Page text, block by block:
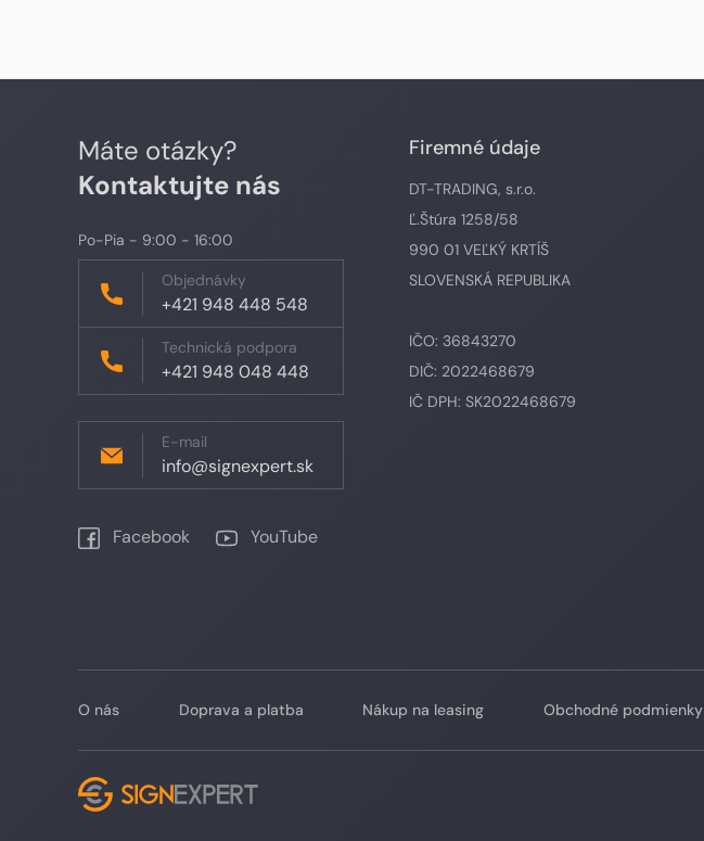
Máte otázky?
Kontaktujte nás
Po-Pia - 9:00 - 16:00
Objednávky
+421 948 448 548
Technická podpora
+421 948 048 448
E-mail
info@signexpert.sk
Facebook YouTube
Firemné údaje
DT-TRADING, s.r.o.
Ľ.Štúra 1258/58
990 01 VEĽKÝ KRTÍŠ
SLOVENSKÁ REPUBLIKA
IČO: 36843270
DIČ: 2022468679
IČ DPH: SK2022468679
O nás Doprava a platba Nákup na leasing Obchodné podmienky